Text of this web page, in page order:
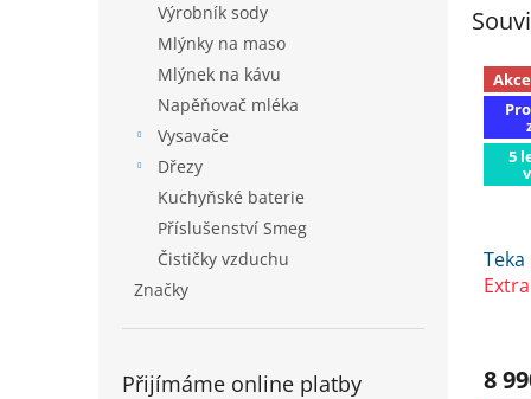
Výrobník sody
Mlýnky na maso
Mlýnek na kávu
Napěňovač mléka
Vysavače
Dřezy
Kuchyňské baterie
Příslušenství Smeg
Čističky vzduchu
Značky
Přijímáme online platby
Akce
5
Teka
8